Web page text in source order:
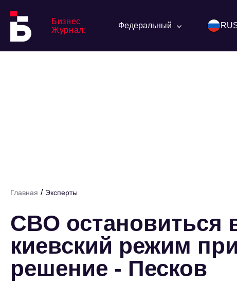
Бизнес
Журнал:
Федеральный
Главная / Эксперты
СВО остановиться
киевский режим
решение - Песков